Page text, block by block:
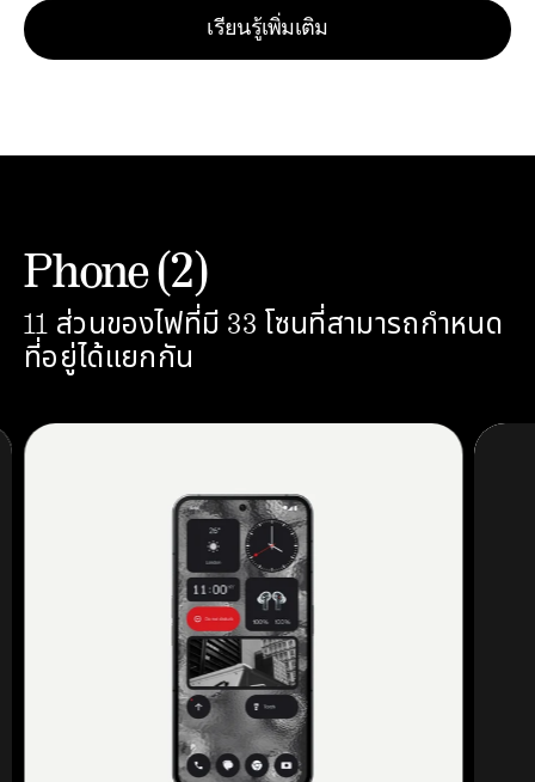
เรียนรู้เพิ่มเติม
Phone (2)
11 ส่วนของไฟที่มี 33 โซนที่สามารถกำหนด
ที่อยู่ได้แยกกัน